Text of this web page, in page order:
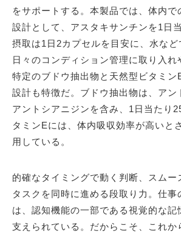
をサポートする。本製品では、体内で
設計として、アスタキサンチンを1日
摂取は1日2カプセルを目安に、水など
日々のコンディション管理に取り入れ
特定のブドウ抽出物と天然型ビタミン
設計も特徴だ。ブドウ抽出物は、アン
アントシアニジンを含み、1日当たり
タミンEには、体内吸収効率が高いと
用している。
的確なタイミングで動く判断、スムー
タスクを同時に進める段取り力。仕事
は、認知機能の一部である視覚的な記
支えられている。だからこそ、これか